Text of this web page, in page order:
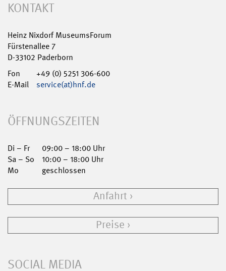
KONTAKT
Heinz Nixdorf MuseumsForum
Fürstenallee 7
D-33102 Paderborn
Fon
+49 (0) 5251 306-600
E-Mail
service(at)hnf.de
ÖFFNUNGSZEITEN
Di – Fr
09:00 – 18:00 Uhr
Sa – So
10:00 – 18:00 Uhr
Mo
geschlossen
Anfahrt
Preise
SOCIAL MEDIA